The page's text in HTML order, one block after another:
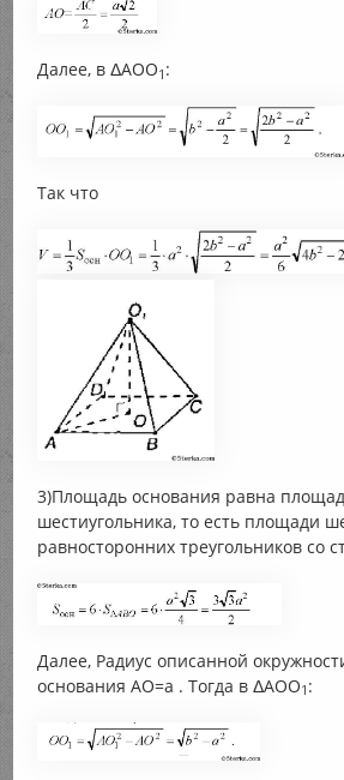
Далее, в ΔАОО1 :
Так что
3)Площадь основания равна
шестиугольника, то есть площади
равносторонних треугольников со
Далее, Радиус описанной
основания AO=a . Тогда в ΔАОО1 :